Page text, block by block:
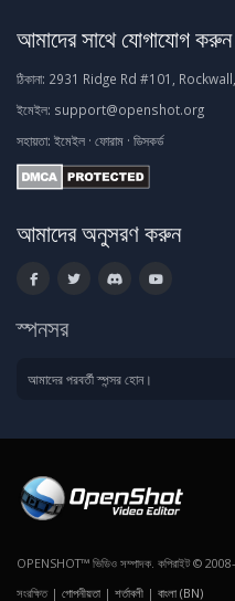
আমাদের সাথে যোগাযোগ করুন
ঠিকানা: 2931 Ridge Rd #101,
ইমেইল: support@openshot.org
সহায়তা: ইমেইল · ফোরাম · ডিসকর্ড
আমাদের অনুসরণ করুন
স্পনসর
আমাদের পরবর্তী স্পন্সর হোন।
OPENSHOT™ ভিডিও সম্পাদক. কপিরাইট ©
সংরক্ষিত | গোপনীয়তা | শর্তাবলী | বাংলা (BN)